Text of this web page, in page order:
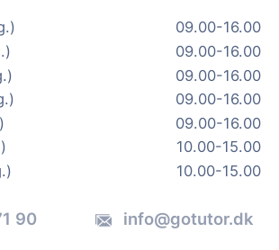
09.00-16.00
09.00-16.00
09.00-16.00
09.00-16.00
09.00-16.00
10.00-15.00
10.00-15.00
90 info@gotutor.dk